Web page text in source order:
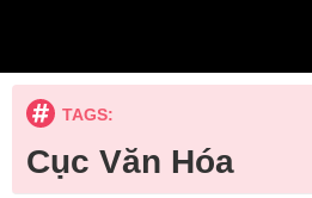
TAGS:
Cục Văn Hóa